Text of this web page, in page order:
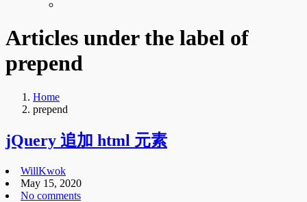
Articles under the label of
prepend
Home
prepend
jQuery 追加 html 元素
WillKwok
May 15, 2020
No comments